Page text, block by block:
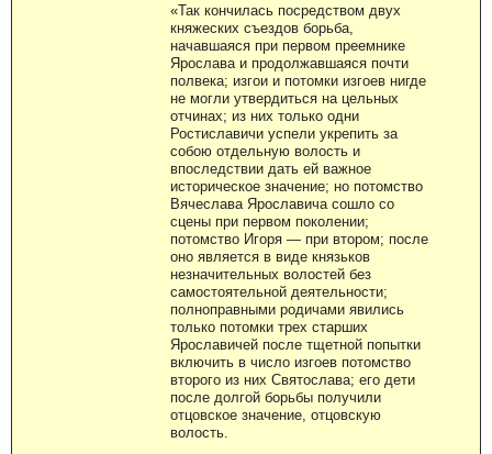
«Так кончилась посредством двух
княжеских съездов борьба,
начавшаяся при первом преемнике
Ярослава и продолжавшаяся почти
полвека; изгои и потомки изгоев нигде
не могли утвердиться на цельных
отчинах; из них только одни
Ростиславичи успели укрепить за
собою отдельную волость и
впоследствии дать ей важное
историческое значение; но потомство
Вячеслава Ярославича сошло со
сцены при первом поколении;
потомство Игоря — при втором; после
оно является в виде князьков
незначительных волостей без
самостоятельной деятельности;
полноправными родичами явились
только потомки трех старших
Ярославичей после тщетной попытки
включить в число изгоев потомство
второго из них Святослава; его дети
после долгой борьбы получили
отцовское значение, отцовскую
волость.